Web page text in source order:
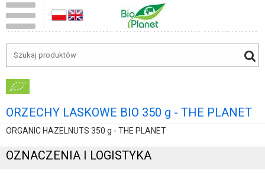
ORZECHY LASKOWE BIO 350 g - THE PLANET
ORGANIC HAZELNUTS 350 g - THE PLANET
OZNACZENIA I LOGISTYKA